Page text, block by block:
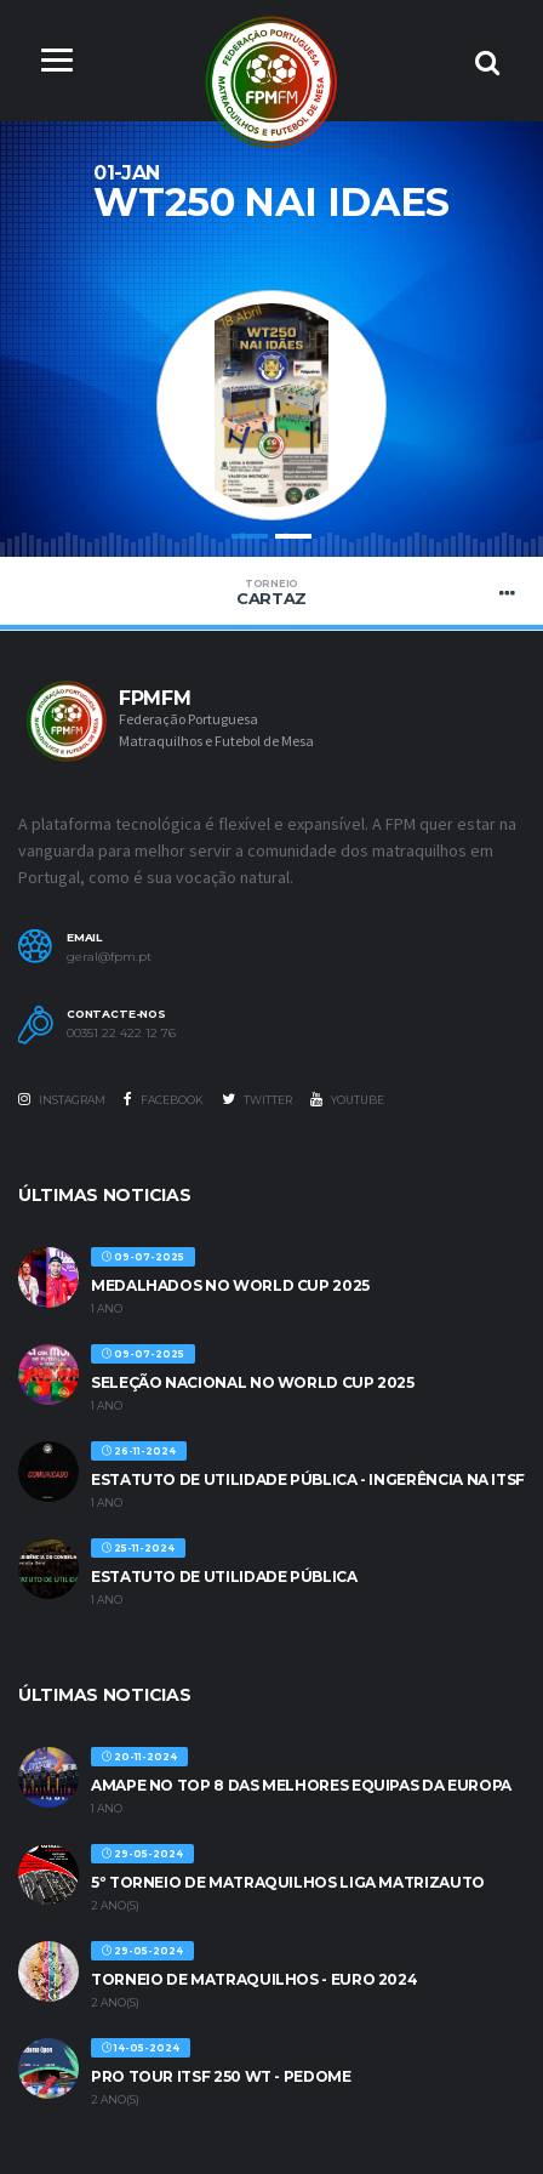
01-JAN
WT250 NAI IDAES
TORNEIO
CARTAZ
FPMFM
Federação Portuguesa
Matraquilhos e Futebol de Mesa
A plataforma tecnológica é flexível e expansível. A FPM quer estar na
vanguarda para melhor servir a comunidade dos matraquilhos em
Portugal, como é sua vocação natural.
EMAIL
geral@fpm.pt
CONTACTE-NOS
00351 22 422 12 76
INSTAGRAM FACEBOOK TWITTER YOUTUBE
ÚLTIMAS NOTICIAS
09-07-2025
MEDALHADOS NO WORLD CUP 2025
1 ANO
09-07-2025
SELEÇÃO NACIONAL NO WORLD CUP 2025
1 ANO
26-11-2024
ESTATUTO DE UTILIDADE PÚBLICA - INGERÊNCIA NA ITSF
1 ANO
25-11-2024
ESTATUTO DE UTILIDADE PÚBLICA
1 ANO
ÚLTIMAS NOTICIAS
20-11-2024
AMAPE NO TOP 8 DAS MELHORES EQUIPAS DA EUROPA
1 ANO
29-05-2024
5º TORNEIO DE MATRAQUILHOS LIGA MATRIZAUTO
2 ANO(S)
29-05-2024
TORNEIO DE MATRAQUILHOS - EURO 2024
2 ANO(S)
14-05-2024
PRO TOUR ITSF 250 WT - PEDOME
2 ANO(S)